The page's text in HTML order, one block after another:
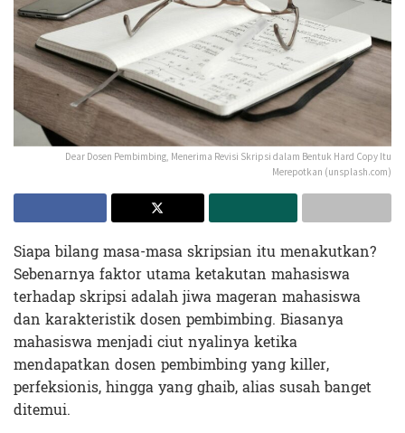
Dear Dosen Pembimbing, Menerima Revisi Skripsi dalam Bentuk Hard Copy Itu
Merepotkan (unsplash.com)
Siapa bilang masa-masa skripsian itu menakutkan?
Sebenarnya faktor utama ketakutan mahasiswa
terhadap skripsi adalah jiwa mageran mahasiswa
dan karakteristik dosen pembimbing. Biasanya
mahasiswa menjadi ciut nyalinya ketika
mendapatkan dosen pembimbing yang killer,
perfeksionis, hingga yang ghaib, alias susah banget
ditemui.